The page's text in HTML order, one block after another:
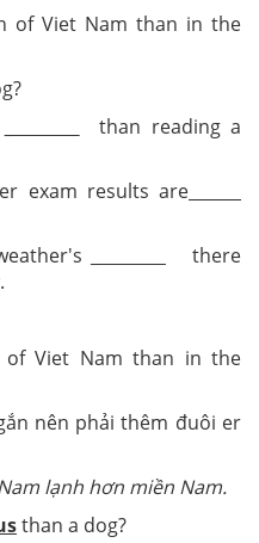
of Viet Nam than in the
than reading a
exam results are
there
Viet Nam than in the
nên phải thêm đuôi er
lạnh hơn miền Nam.
than a dog?